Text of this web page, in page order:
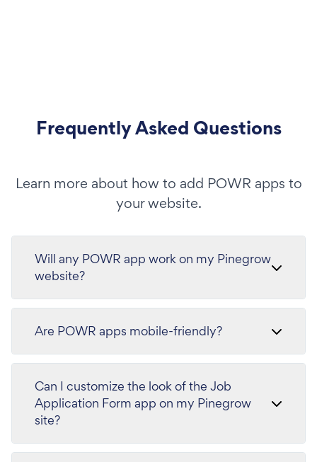
Frequently Asked Questions
Learn more about how to add POWR apps to
your website.
Will any POWR app work on my Pinegrow
website?
Are POWR apps mobile-friendly?
Can I customize the look of the Job
Application Form app on my Pinegrow
site?